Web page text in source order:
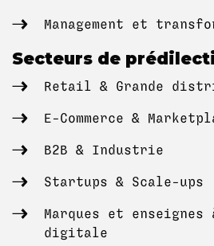
Management et
Secteurs de
Retail & Grande
E-Commerce &
B2B & Industrie
Startups & Scale-ups
Marques et
digitale